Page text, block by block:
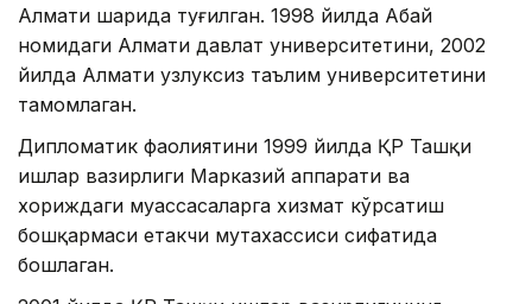
Алмати шаҳрида туғилган. 1998 йилда Абай
номидаги Алмати давлат университетини, 2002
йилда Алмати узлуксиз таълим университетини
тамомлаган.
Дипломатик фаолиятини 1999 йилда ҚР Ташқи
ишлар вазирлиги Марказий аппарати ва
хориждаги муассасаларга хизмат кўрсатиш
бошқармаси етакчи мутахассиси сифатида
бошлаган.